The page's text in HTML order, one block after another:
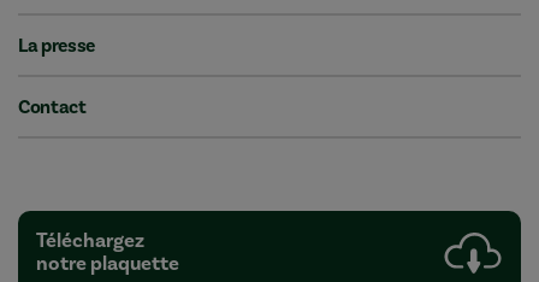
La presse
Contact
Téléchargez
notre plaquette